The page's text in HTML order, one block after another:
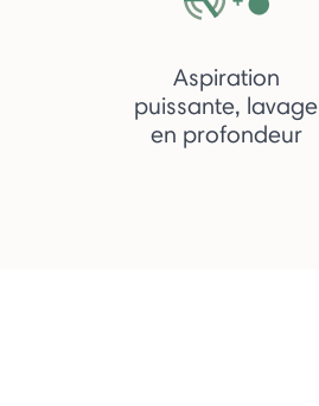
Aspiration
puissante, lavage
en profondeur